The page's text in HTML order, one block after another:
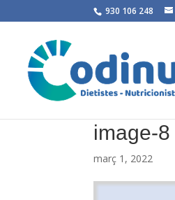
930 106 248
image-8
març 1, 2022